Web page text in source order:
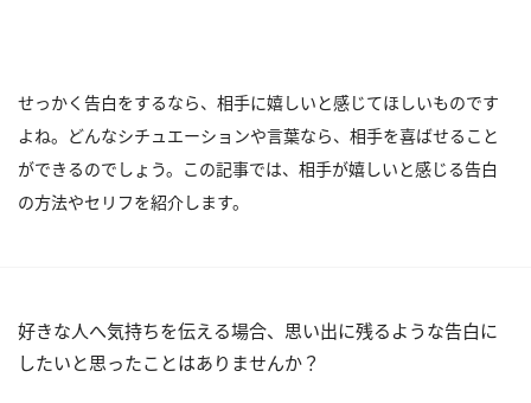
せっかく告白をするなら、相手に嬉しいと感じてほしいものです
よね。どんなシチュエーションや言葉なら、相手を喜ばせること
ができるのでしょう。この記事では、相手が嬉しいと感じる告白
の方法やセリフを紹介します。
好きな人へ気持ちを伝える場合、思い出に残るような告白に
したいと思ったことはありませんか？